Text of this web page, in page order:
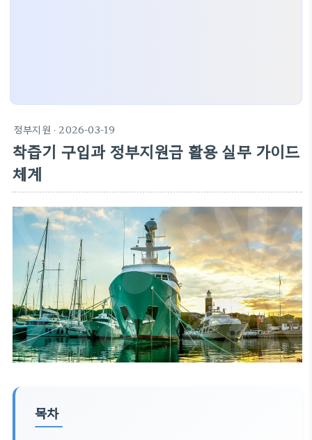
정부지원 · 2026-03-19
착즙기 구입과 정부지원금 활용 실무 가이드
체계
목차